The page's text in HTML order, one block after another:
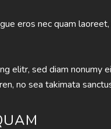
eros nec quam
elitr, sed diam
no sea takimata